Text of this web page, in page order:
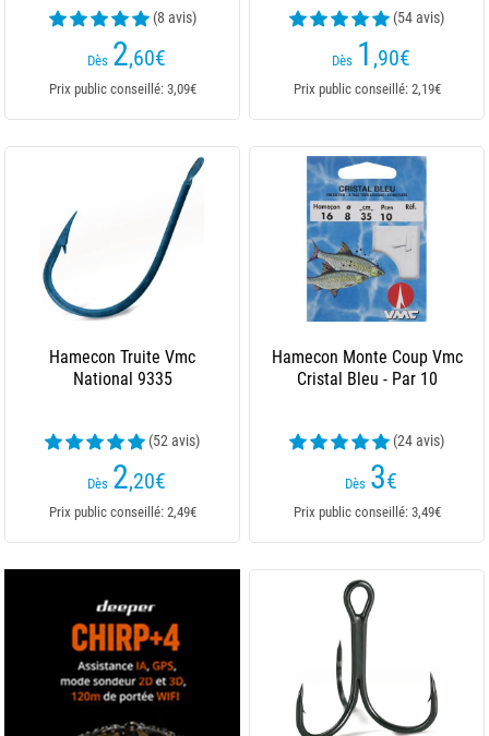
(8 avis)
Dès 2,60€
Prix public conseillé: 3,09€
(54 avis)
Dès 1 ,90€
Prix public conseillé: 2,19€
Hamecon Truite Vmc
National 9335
(52 avis)
Dès 2,20€
Prix public conseillé: 2,49€
Hamecon Monte Coup Vmc
Cristal Bleu - Par 10
(24 avis)
Dès 3€
Prix public conseillé: 3,49€